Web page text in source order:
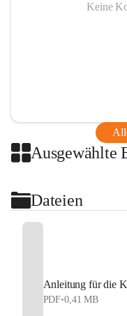
Keine
Ausgewählte
Dateien
Anleitung für die
PDF•0,41 MB